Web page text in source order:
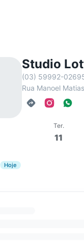
Studio
(03) 59992-
Rua Manoel
Ter.
11
Hoje